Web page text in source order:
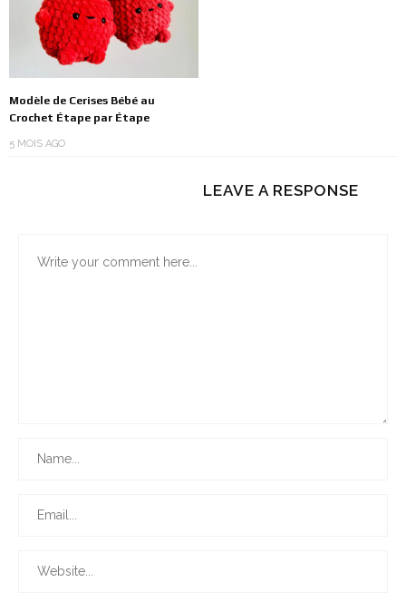
Modèle de Cerises Bébé au
Crochet Étape par Étape
5 MOIS AGO
LEAVE A RESPONSE